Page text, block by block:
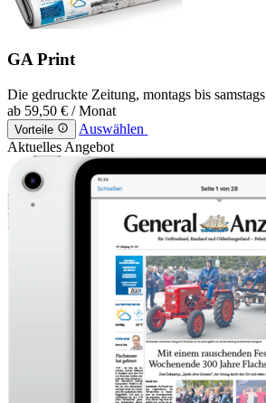
GA Print
Die gedruckte Zeitung, montags bis samstags
ab 59,50 € / Monat
Vorteile
Auswählen
Aktuelles Angebot